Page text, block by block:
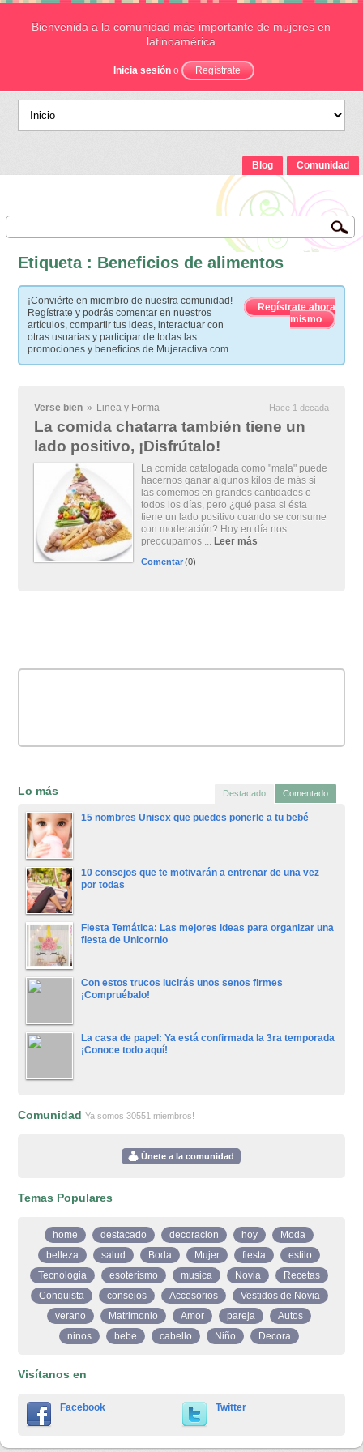
Bienvenida a la comunidad más importante de mujeres en
latinoamérica
Inicia sesión o Regístrate
Blog Comunidad
Etiqueta : Beneficios de alimentos
¡Conviérte en miembro de nuestra comunidad!
Regístrate y podrás comentar en nuestros
artículos, compartir tus ideas, interactuar con
otras usuarias y participar de todas las
promociones y beneficios de Mujeractiva.com
Regístrate ahora
mismo
Verse bien » Linea y Forma Hace 1 decada
La comida chatarra también tiene un
lado positivo, ¡Disfrútalo!
La comida catalogada como "mala" puede
hacernos ganar algunos kilos de más si
las comemos en grandes cantidades o
todos los días, pero ¿qué pasa si ésta
tiene un lado positivo cuando se consume
con moderación? Hoy en día nos
preocupamos ... Leer más
Comentar(0)
Lo más Destacado Comentado
15 nombres Unisex que puedes ponerle a tu bebé
10 consejos que te motivarán a entrenar de una vez
por todas
Fiesta Temática: Las mejores ideas para organizar una
fiesta de Unicornio
Con estos trucos lucirás unos senos firmes
¡Compruébalo!
La casa de papel: Ya está confirmada la 3ra temporada
¡Conoce todo aquí!
ComunidadYa somos 30551 miembros!
Únete a la comunidad
Temas Populares
home destacado decoracion hoy
Moda
belleza
salud Boda Mujer fiesta
estilo
Tecnologia
esoterismo musica Novia
Recetas
Conquista
consejos Accesorios
Vestidos de Novia
verano
Matrimonio Amor pareja
Autos
ninos
bebe cabello Niño Decora
Visítanos en
Facebook Twitter